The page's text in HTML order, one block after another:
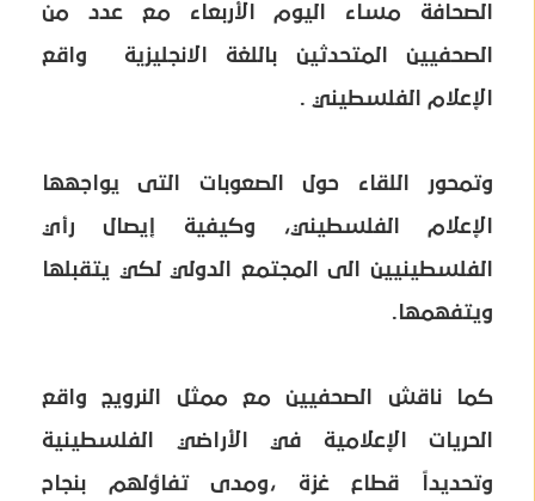
الصحافة مساء اليوم الأربعاء مع عدد من
الصحفيين المتحدثين باللغة الانجليزية واقع
الإعلام الفلسطيني .
وتمحور اللقاء حول الصعوبات التى يواجهها
الإعلام الفلسطيني، وكيفية إيصال رأي
الفلسطينيين الى المجتمع الدولي لكي يتقبلها
ويتفهمها.
كما ناقش الصحفيين مع ممثل النرويج واقع
الحريات الإعلامية في الأراضي الفلسطينية
وتحديداً قطاع غزة ،ومدى تفاؤلهم بنجاح